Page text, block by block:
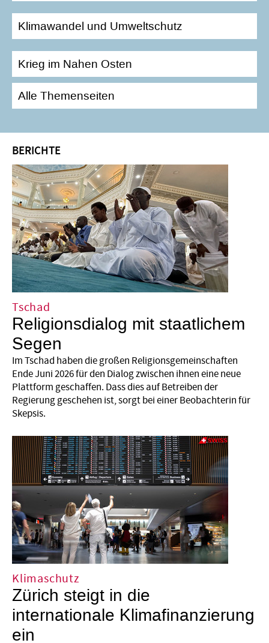
Klimawandel und Umweltschutz
Krieg im Nahen Osten
Alle Themenseiten
BERICHTE
Tschad
Religionsdialog mit staatlichem
Segen
Im Tschad haben die großen Religionsgemeinschaften
Ende Juni 2026 für den Dialog zwischen ihnen eine neue
Plattform geschaffen. Dass dies auf Betreiben der
Regierung geschehen ist, sorgt bei einer Beobachterin für
Skepsis.
Klimaschutz
Zürich steigt in die
internationale Klimafinanzierung
ein